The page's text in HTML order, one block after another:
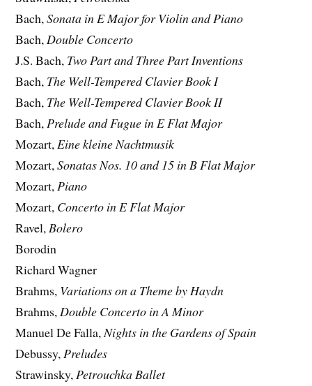
Bach,Sonata in E Major for Violin and Piano
Bach,Double Concerto
J.S. Bach, Two Part and Three Part Inventions
Bach, The Well-Tempered Clavier Book I
Bach, The Well-Tempered Clavier Book II
Bach,Prelude and Fugue in E Flat Major
Mozart,Eine kleine Nachtmusik
Mozart,Sonatas Nos. 10 and 15 in B Flat Major
Mozart,Piano
Mozart, Concerto in E Flat Major
Ravel,Bolero
Borodin
Richard Wagner
Brahms, Variations on a Theme by Haydn
Brahms,Double Concerto in A Minor
Manuel De Falla,Nights in the Gardens of Spain
Debussy,Preludes
Strawinsky,Petrouchka Ballet